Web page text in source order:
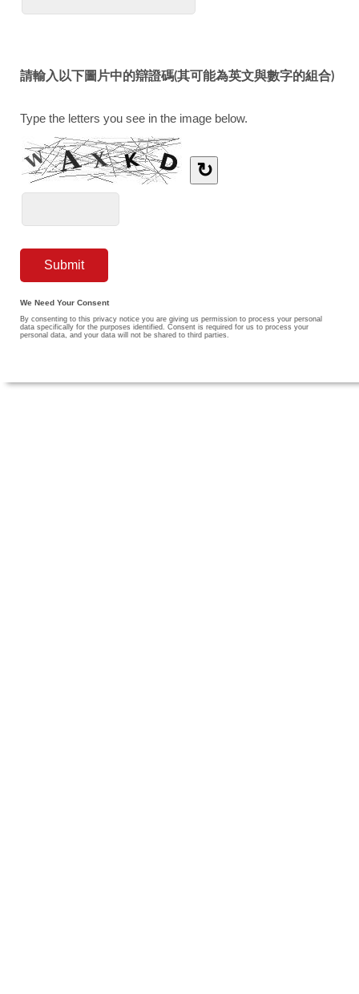
請輸入以下圖片中的辯證碼(其可能為英文與數字的組合)
Type the letters you see in the image below.
↻
We Need Your Consent
By consenting to this privacy notice you are giving us permission to process your personal
data specifically for the purposes identified. Consent is required for us to process your
personal data, and your data will not be shared to third parties.